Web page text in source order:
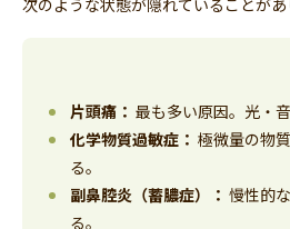
次のような状態が隠れていることがあ
片頭痛： 最も多い原因。光・
化学物質過敏症： 極微量の物
る。
副鼻腔炎（蓄膿症）： 慢性的
る。